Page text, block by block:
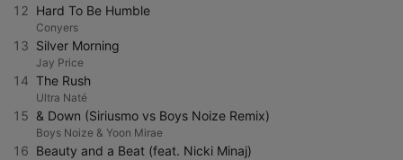
12 Hard To Be Humble
Conyers
13 Silver Morning
Jay Price
14 The Rush
Ultra Naté
15 & Down (Siriusmo vs Boys Noize Remix)
Boys Noize & Yoon Mirae
16 Beauty and a Beat (feat. Nicki Minaj)